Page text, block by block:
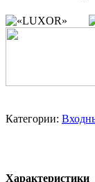
Категории:
Характеристики